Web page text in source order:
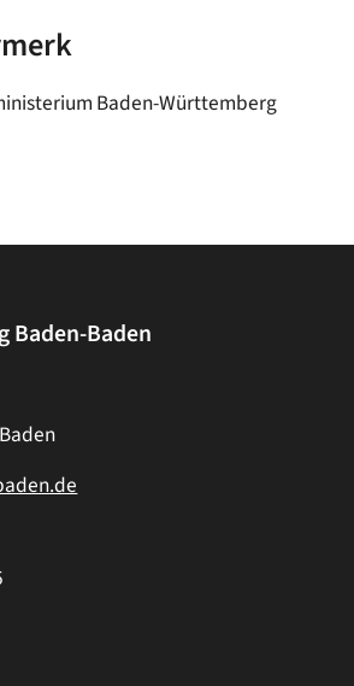
Baden-Württemberg
Baden-Baden